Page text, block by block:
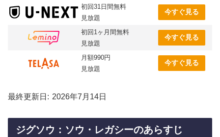
初回31日間無料
見放題
今すぐ見る
初回1ヶ月間無料
見放題
今すぐ見る
月額990円
見放題
今すぐ見る
最終更新日 2026年7月14日
ジグソウ：ソウ・レガシーのあらすじ